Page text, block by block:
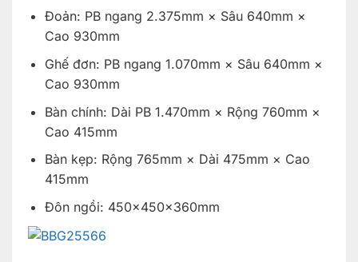
Đoản: PB ngang 2.375mm × Sâu 640mm ×
Cao 930mm
Ghế đơn: PB ngang 1.070mm × Sâu 640mm ×
Cao 930mm
Bàn chính: Dài PB 1.470mm × Rộng 760mm ×
Cao 415mm
Bàn kẹp: Rộng 765mm × Dài 475mm × Cao
415mm
Đôn ngồi: 450×450×360mm